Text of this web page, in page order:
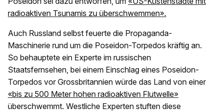
radioaktiven Tsunamis zu überschwemmen».
Auch Russland selbst feuerte die Propaganda-
Maschinerie rund um die Poseidon-Torpedos kräftig an.
So behauptete ein Experte im russischen
Staatsfernsehen, bei einem Einschlag eines Poseidon-
Torpedos vor Grossbritannien würde das Land von einer
«bis zu 500 Meter hohen radioaktiven Flutwelle»
überschwemmt. Westliche Experten stuften diese